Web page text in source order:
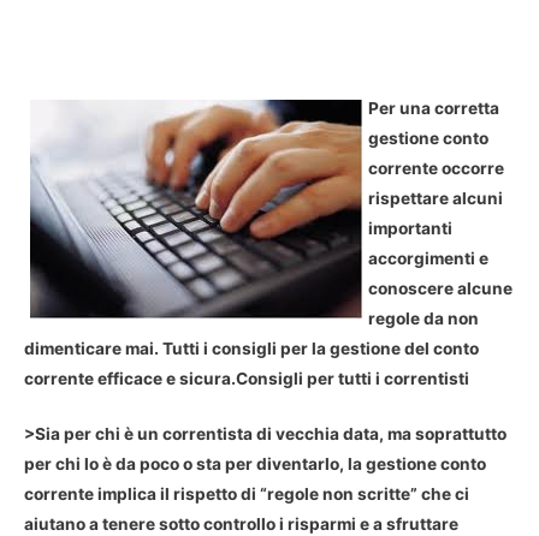
Per una corretta
gestione conto
corrente occorre
rispettare alcuni
importanti
accorgimenti e
conoscere alcune
regole da non
dimenticare mai. Tutti i consigli per la gestione del conto
corrente efficace e sicura.Consigli per tutti i correntisti
>Sia per chi è un correntista di vecchia data, ma soprattutto
per chi lo è da poco o sta per diventarlo, la gestione conto
corrente implica il rispetto di “regole non scritte” che ci
aiutano a tenere sotto controllo i risparmi e a sfruttare